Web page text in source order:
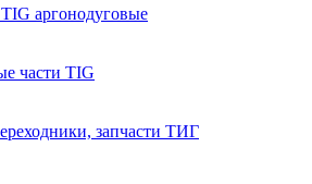
аргонодуговые
части TIG
запчасти ТИГ